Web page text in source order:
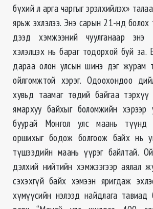
бүхий л арга чаргыг эрэлхийлэх»
ярьж эхлэлээ. Энэ сарын 21-нд болох
дээд хэмжээний чуулганаар энэ
хэлэлцэх нь бараг тодорхой буй
дараа олон улсын шинэ дэг журам
ойлгомжтой хэрэг. Одоохондоо
хувьд таамаг төдий байгаа
ямархуу байхыг боломжийн хэрээр
буурай Монгол улс маань түүнд
оршихыг бодож болгоож байх нь
түшээдийн маань үүрэг байлтай.
дэлхий нийтийн хэмжээгээр аялал
сэхэхгүй байх хэмээн яригдаж
хүмүүсийн нэлээд найдлага тавиад